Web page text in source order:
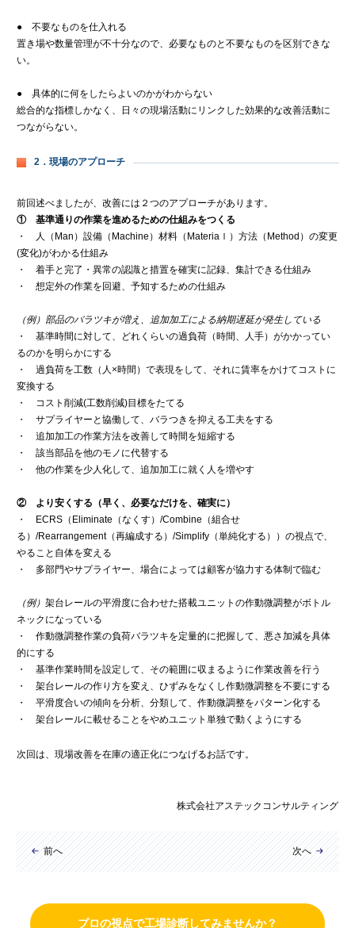
● 不要なものを仕入れる
置き場や数量管理が不十分なので、必要なものと不要なものを区別できな
い。
● 具体的に何をしたらよいのかがわからない
総合的な指標しかなく、日々の現場活動にリンクした効果的な改善活動に
つながらない。
2．現場のアプローチ
前回述べましたが、改善には２つのアプローチがあります。
① 基準通りの作業を進めるための仕組みをつくる
・ 人（Man）設備（Machine）材料（Materiaｌ）方法（Method）の変更
(変化)がわかる仕組み
・ 着手と完了・異常の認識と措置を確実に記録、集計できる仕組み
・ 想定外の作業を回避、予知するための仕組み
（例）部品のバラツキが増え、追加加工による納期遅延が発生している
・ 基準時間に対して、どれくらいの過負荷（時間、人手）がかかってい
るのかを明らかにする
・ 過負荷を工数（人×時間）で表現をして、それに賃率をかけてコストに
変換する
・ コスト削減(工数削減)目標をたてる
・ サプライヤーと協働して、バラつきを抑える工夫をする
・ 追加加工の作業方法を改善して時間を短縮する
・ 該当部品を他のモノに代替する
・ 他の作業を少人化して、追加加工に就く人を増やす
② より安くする（早く、必要なだけを、確実に）
・ ECRS（Eliminate（なくす）/Combine（組合せ
る）/Rearrangement（再編成する）/Simplify（単純化する））の視点で、
やること自体を変える
・ 多部門やサプライヤー、場合によっては顧客が協力する体制で臨む
（例） 架台レールの平滑度に合わせた搭載ユニットの作動微調整がボトル
ネックになっている
・ 作動微調整作業の負荷バラツキを定量的に把握して、悪さ加減を具体
的にする
・ 基準作業時間を設定して、その範囲に収まるように作業改善を行う
・ 架台レールの作り方を変え、ひずみをなくし作動微調整を不要にする
・ 平滑度合いの傾向を分析、分類して、作動微調整をパターン化する
・ 架台レールに載せることをやめユニット単独で動くようにする
次回は、現場改善を在庫の適正化につなげるお話です。
株式会社アステックコンサルティング
前へ 次へ
プロの視点で工場診断してみませんか？